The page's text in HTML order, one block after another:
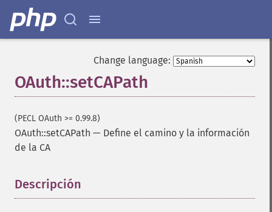
Change language:
OAuth::setCAPath
(PECL OAuth >= 0.99.8)
OAuth::setCAPath — Define el camino y la información
de la CA
Descripción